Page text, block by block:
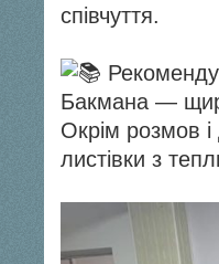
співчуття.
Бакмана —
Окрім розмов і
листівки з